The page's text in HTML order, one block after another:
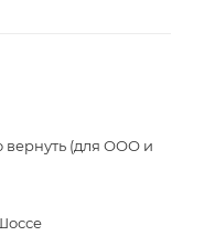
(для ООО и